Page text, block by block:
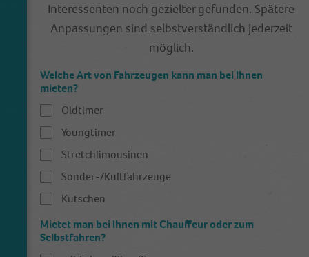
Interessenten noch gezielter gefunden. Spätere
Anpassungen sind selbstverständlich jederzeit
möglich.
Welche Art von Fahrzeugen kann man bei Ihnen
mieten?
Oldtimer
Youngtimer
Stretchlimousinen
Sonder-/Kultfahrzeuge
Kutschen
Mietet man bei Ihnen mit Chauffeur oder zum
Selbstfahren?
This cookie is installed by Google Analytics.
The cookie is used to store information of
how visitors use a website and helps in
creating an analytics report of how the
wbsite is doing. The data collected including
the number visitors, the source where they
anonymous form.